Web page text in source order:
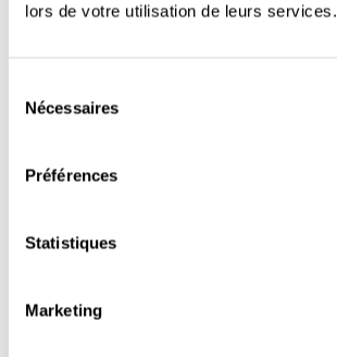
lors de votre utilisation de leurs services.
Nécessaires
Préférences
Statistiques
Marketing